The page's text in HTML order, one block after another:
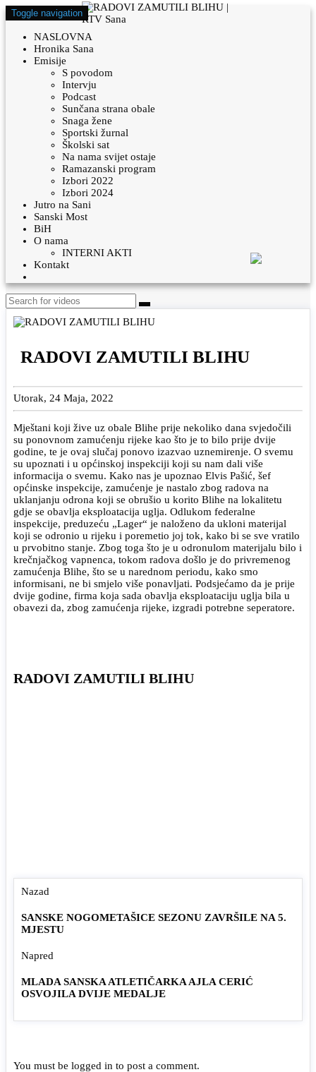
Toggle navigation
NASLOVNA
Hronika Sana
Emisije
S povodom
Intervju
Podcast
Sunčana strana obale
Snaga žene
Sportski žurnal
Školski sat
Na nama svijet ostaje
Ramazanski program
Izbori 2022
Izbori 2024
Jutro na Sani
Sanski Most
BiH
O nama
INTERNI AKTI
Kontakt
RADOVI ZAMUTILI BLIHU
Utorak, 24 Maja, 2022
Mještani koji žive uz obale Blihe prije nekoliko dana svjedočili
su ponovnom zamućenju rijeke kao što je to bilo prije dvije
godine, te je ovaj slučaj ponovo izazvao uznemirenje. O svemu
su upoznati i u općinskoj inspekciji koji su nam dali više
informacija o svemu. Kako nas je upoznao Elvis Pašić, šef
općinske inspekcije, zamućenje je nastalo zbog radova na
uklanjanju odrona koji se obrušio u korito Blihe na lokalitetu
gdje se obavlja eksploatacija uglja. Odlukom federalne
inspekcije, preduzeću „Lager“ je naloženo da ukloni materijal
koji se odronio u rijeku i poremetio joj tok, kako bi se sve vratilo
u prvobitno stanje. Zbog toga što je u odronulom materijalu bilo i
krečnjačkog vapnenca, tokom radova došlo je do privremenog
zamućenja Blihe, što se u narednom periodu, kako smo
informisani, ne bi smjelo više ponavljati. Podsjećamo da je prije
dvije godine, firma koja sada obavlja eksploataciju uglja bila u
obavezi da, zbog zamućenja rijeke, izgradi potrebne seperatore.
RADOVI ZAMUTILI BLIHU
Nazad
SANSKE NOGOMETAŠICE SEZONU ZAVRŠILE NA 5.
MJESTU
Napred
MLADA SANSKA ATLETIČARKA AJLA CERIĆ
OSVOJILA DVIJE MEDALJE
You must be logged in to post a comment.